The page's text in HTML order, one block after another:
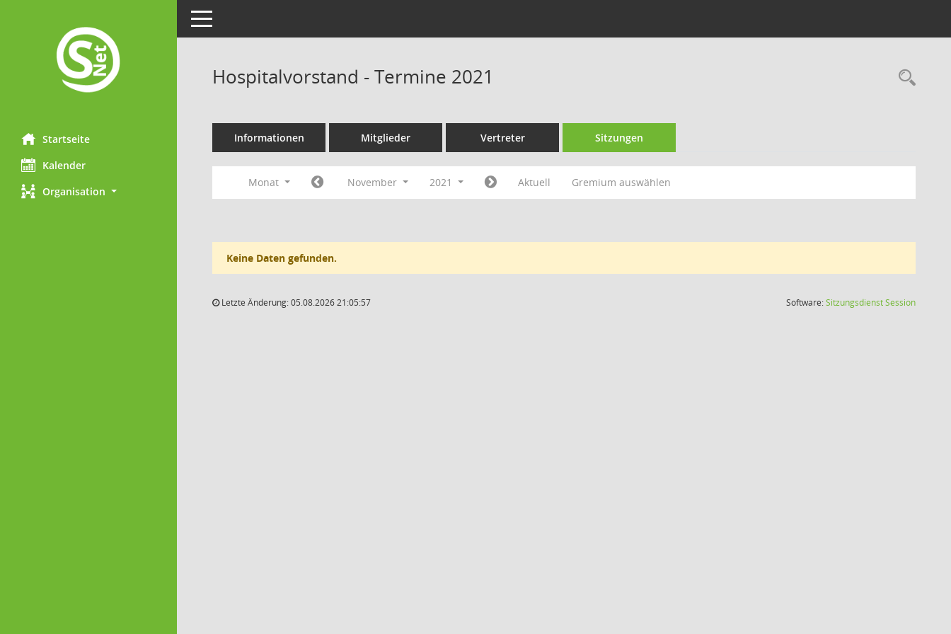
Startseite
Kalender
Organisation
Toggle navigation
Hospitalvorstand - Termine 2021
Informationen Mitglieder Vertreter Sitzungen
Monat November 2021 Aktuell Gremium auswählen
Keine Daten gefunden.
Letzte Änderung: 05.08.2026 21:05:57 Software:SitzungsdienstSession(Wird in